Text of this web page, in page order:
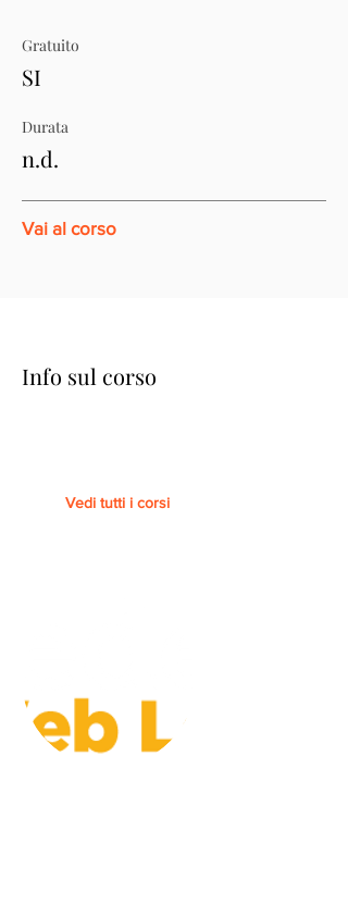
Gratuito
SI
Durata
n.d.
Vai al corso
Info sul corso
Vedi tutti i corsi